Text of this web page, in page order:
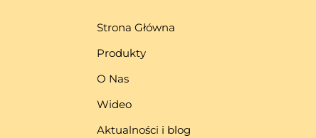
Strona Główna
Produkty
O Nas
Wideo
Aktualności i blog